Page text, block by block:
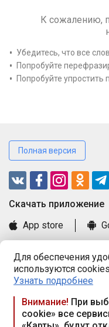
Для обеспечения
используются
Узнать подробнее
Внимание! При
cookie» все
К сожалению,
Убедитесь, что все
Попробуйте
Попробуйте упростить
Полная версия
Cкачать приложение
App store
Книга замечаний и
Правила и документы
Praca.by © 2000—2026,
Республика Беларусь,
117а, пом. № 9.